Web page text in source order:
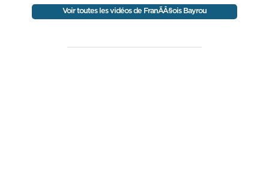
Voir toutes les vidéos de FranÃÂ§ois Bayrou